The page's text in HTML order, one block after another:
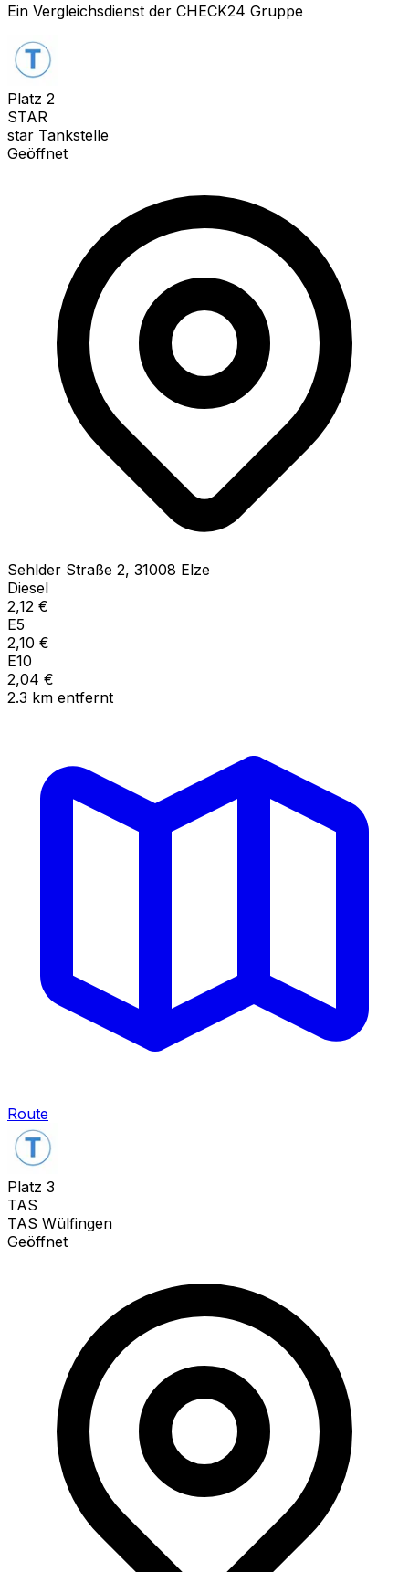
Ein Vergleichsdienst der CHECK24 Gruppe
Platz 2
STAR
star Tankstelle
Geöffnet
Sehlder Straße 2, 31008 Elze
Diesel
2,12 €
E5
2,10 €
E10
2,04 €
2.3 km entfernt
Route
Platz 3
TAS
TAS Wülfingen
Geöffnet